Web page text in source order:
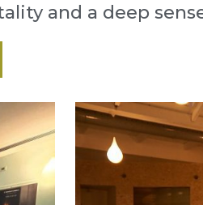
and a deep